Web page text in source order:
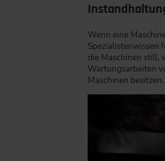
Wenn eine
Spezialistenwissen
die Maschinen still,
Wartungsarbeiten
Maschinen besitzen.